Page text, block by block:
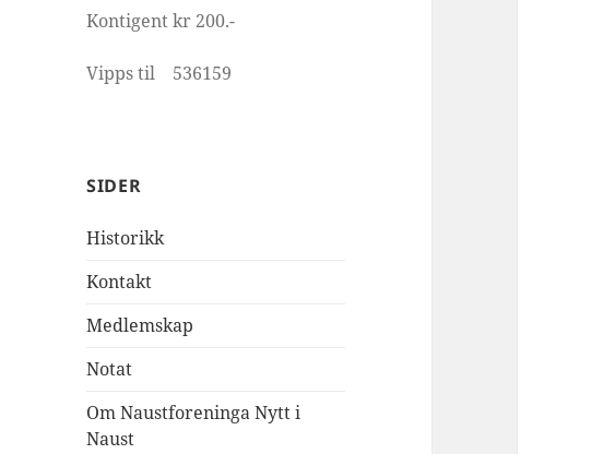
Kontigent kr 200.-
Vipps til 536159
SIDER
Historikk
Kontakt
Medlemskap
Notat
Om Naustforeninga Nytt i
Naust